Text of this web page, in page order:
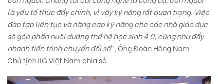
là yếu tố thúc đẩy chính, vì vậy kỹ năng rất quan trọng. Việc
đào tạo liên tục và nâng cao kỹ năng cho các nhà giáo dục
sẽ góp phần nuôi dưỡng thế hệ học sinh 4.0, cũng như đẩy
nhanh tiến trình chuyển đổi số”, Ông Đoàn Hồng Nam –
Chủ tịch IIG Việt Nam chia sẻ.